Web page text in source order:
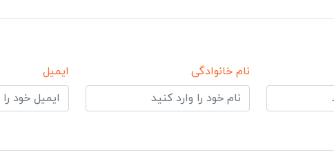
نام خانوادگی ایمیل